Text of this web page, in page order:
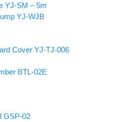
YJ-SM – 5m
YJ-WJB
Cover YJ-TJ-006
BTL-02E
GSP-02